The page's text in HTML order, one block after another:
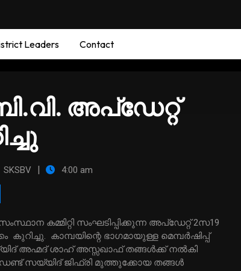
Leaders Contact
അപ്‌ഡേറ്റ്
SKSBV | 4:00 am
കമ്മിറ്റി സംഘടിപ്പിക്കുന്ന അപ്‌ഡേറ്റ് 2സ19
കാമ്പയിന്റെ ഭാഗമായുള്ള മെമ്പര്‍ഷിപ്പ്
അഹ്മദ് ശാഹ് അസ്സഖാഫ് തങ്ങള്‍ക്ക് നല്‍കി
സയ്യിദ് ജിഫ്‌രി മുത്തുക്കോയ തങ്ങള്‍